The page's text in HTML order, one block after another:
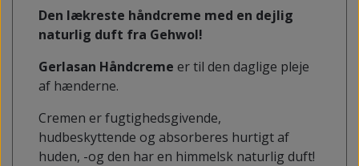
Den lækreste håndcreme med en dejlig
naturlig duft fra Gehwol!
Gerlasan Håndcreme er til den daglige pleje
af hænderne.
Cremen er fugtighedsgivende,
hudbeskyttende og absorberes hurtigt af
huden, -og den har en himmelsk naturlig duft!